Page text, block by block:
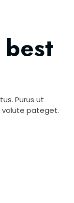
Purus ut
volute pateget.